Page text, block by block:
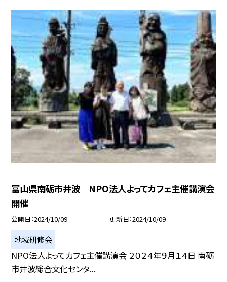
富山県南砺市井波 NPO法人よってカフェ主催講演会
開催
公開日 2024/10/09 更新日 2024/10/09
地域研修会
NPO法人よってカフェ主催講演会 ２０２４年９月１４日 南砺
市井波総合文化センタ...